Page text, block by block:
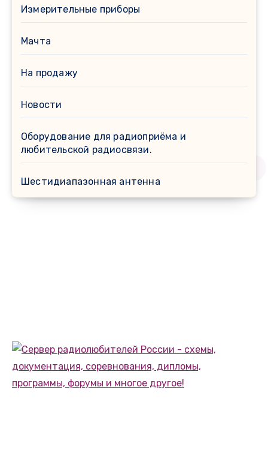
Измерительные приборы
Мачта
На продажу
Новости
Оборудование для радиоприёма и
любительской радиосвязи.
Шестидиапазонная антенна